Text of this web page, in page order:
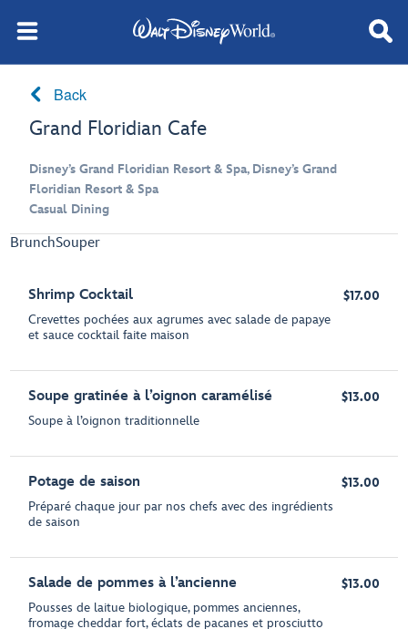
Back
Grand Floridian Cafe
Disney’s Grand Floridian Resort & Spa, Disney’s Grand
Floridian Resort & Spa
Casual Dining
BrunchSouper
Shrimp Cocktail
Crevettes pochées aux agrumes avec salade de papaye
et sauce cocktail faite maison
$17.00
Soupe gratinée à l’oignon caramélisé
Soupe à l’oignon traditionnelle
$13.00
Potage de saison
Préparé chaque jour par nos chefs avec des ingrédients
de saison
$13.00
Salade de pommes à l’ancienne
Pousses de laitue biologique, pommes anciennes,
fromage cheddar fort, éclats de pacanes et prosciutto
$13.00